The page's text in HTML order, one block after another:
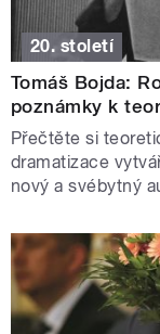
20. století
Tomáš Bojda:
poznámky k
Přečtěte si
dramatizace
nový a svébytný